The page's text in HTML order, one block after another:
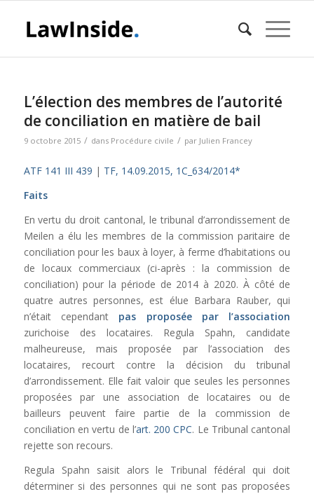
L’élection des membres de l’autorité
de conciliation en matière de bail
9 octobre 2015 / dans Procédure civile / par Julien Francey
ATF 141 III 439 | TF, 14.09.2015, 1C_634/2014*
Faits
En vertu du droit cantonal, le tribunal d’arrondissement de
Meilen a élu les membres de la commission paritaire de
conciliation pour les baux à loyer, à ferme d’habitations ou
de locaux commerciaux (ci-après : la commission de
conciliation) pour la période de 2014 à 2020. À côté de
quatre autres personnes, est élue Barbara Rauber, qui
n’était cependant pas proposée par l’association
zurichoise des locataires. Regula Spahn, candidate
malheureuse, mais proposée par l’association des
locataires, recourt contre la décision du tribunal
d’arrondissement. Elle fait valoir que seules les personnes
proposées par une association de locataires ou de
bailleurs peuvent faire partie de la commission de
conciliation en vertu de l’art. 200 CPC. Le Tribunal cantonal
rejette son recours.
Regula Spahn saisit alors le Tribunal fédéral qui doit
déterminer si des personnes qui ne sont pas proposées